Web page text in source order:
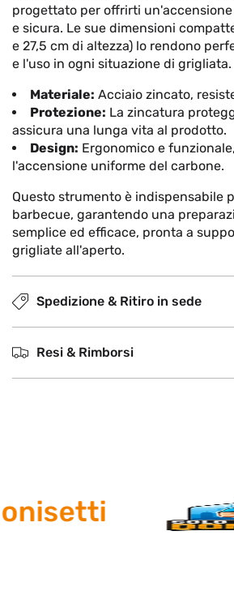
progettato per offrirti
e sicura. Le sue dimensioni
e 27,5 cm di altezza) lo rendono
e l'uso in ogni situazione di grigliata.
Materiale: Acciaio zincato,
Protezione: La zincatura
assicura una lunga vita al prodotto.
Design: Ergonomico e
l'accensione uniforme del carbone.
Questo strumento è indispensabile
barbecue, garantendo una
semplice ed efficace, pronta a
grigliate all'aperto.
Spedizione & Ritiro in sede
Resi & Rimborsi